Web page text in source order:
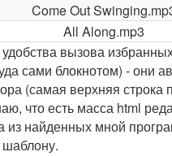
Come Out
All Along.mp3
вызова
сами блокнотом) - они
(самая верхняя
что есть масса html
из найденных мной